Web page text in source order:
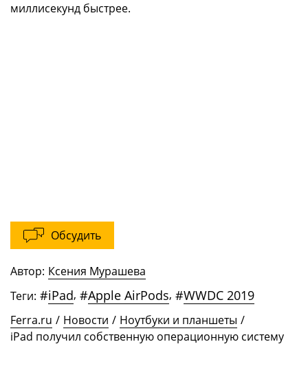
миллисекунд быстрее.
Обсудить
Автор: Ксения Мурашева
Теги: #iPad, #Apple AirPods, #WWDC 2019
Ferra.ru / Новости / Ноутбуки и планшеты /
iPad получил собственную операционную систему